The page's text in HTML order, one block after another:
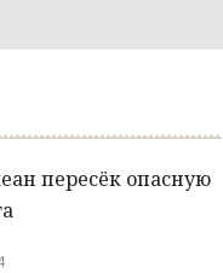
пересёк опасную